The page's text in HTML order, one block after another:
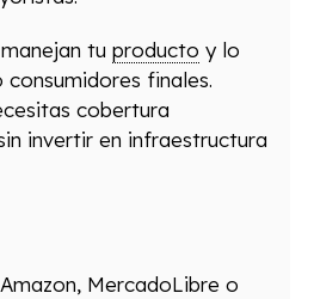
tu producto y lo
finales.
cobertura
invertir en infraestructura
MercadoLibre o